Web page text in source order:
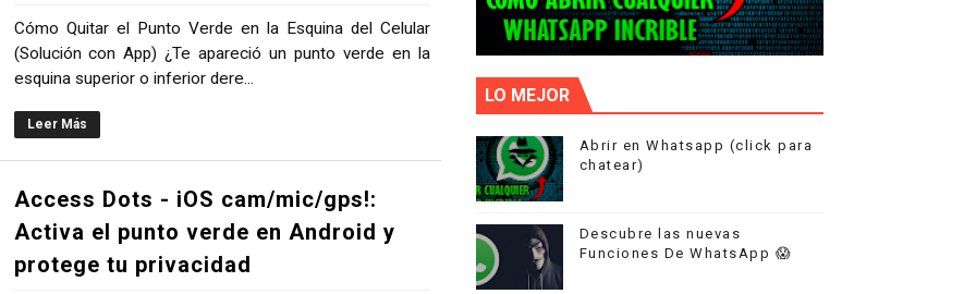
Recupera y Protege Tu Privacidad
Con Quién Chatea Tu Pareja – Sin Espiar y de Forma Legal
tu Pareja con esta Guía Profesional
Iluminación de Bordes para tu Celular Android – Personaliza tu Pantalla GRATIS
Floten en Android: Launcher Interactivo con Gravedad Real
Cómo Quitar el Punto Verde en la Esquina del Celular
(Solución con App) ¿Te apareció un punto verde en la
esquina superior o inferior dere...
Leer Más
Access Dots - iOS cam/mic/gps!:
Activa el punto verde en Android y
protege tu privacidad
LO MEJOR
Abrir en Whatsapp (click para
chatear)
Descubre las nuevas
Funciones De WhatsApp 😱